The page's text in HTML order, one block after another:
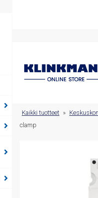
Koneturvakomponentit
Kaikki tuotteet »
clamp